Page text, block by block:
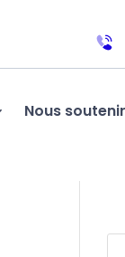
Nous soutenir